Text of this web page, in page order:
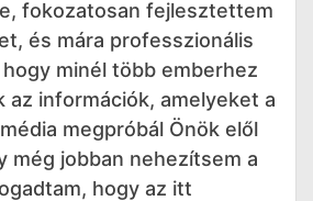
fokozatosan fejlesztettem
és mára professzionális
minél több emberhez
az információk, amelyeket a
megpróbál Önök elől
még jobban nehezítsem a
hogy az itt